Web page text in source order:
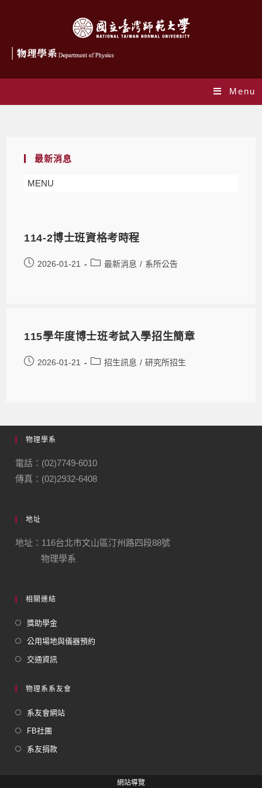
Menu
最新消息
MENU
114-2博士班資格考時程
2026-01-21 最新消息 / 系所公告
115學年度博士班考試入學招生簡章
2026-01-21 招生訊息 / 研究所招生
物理學系
電話：(02)7749-6010
傳真：(02)2932-6408
地址
地址：116台北市文山區汀州路四段88號
物理學系
相關連結
獎助學金
公用場地與儀器預約
交通資訊
物理系系友會
系友會網站
FB社團
系友捐款
網站導覽